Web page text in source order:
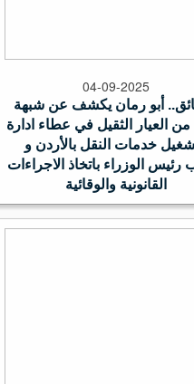
04-09-2025
أبو رمان يكشف عن شبهة
العيار الثقيل في عطاء ادارة
خدمات النقل بالأردن و
رئيس الوزراء باتخاذ الاجراءات
القانونية والوقائية